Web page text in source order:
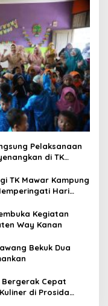
Pelaksanaan
di TK
TK Mawar Kampung
Hari
Kegiatan
Way Kanan
Bekuk Dua
Bergerak Cepat
di Prosida